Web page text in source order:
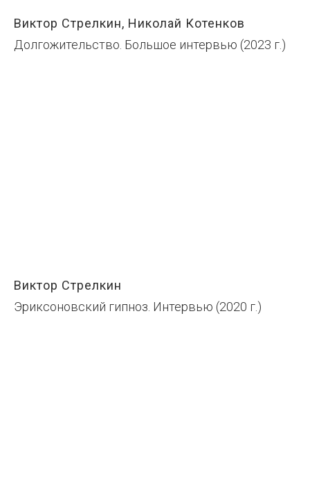
Виктор Стрелкин, Николай Котенков
Долгожительство. Большое интервью (2023 г.)
Виктор Стрелкин
Эриксоновский гипноз. Интервью (2020 г.)